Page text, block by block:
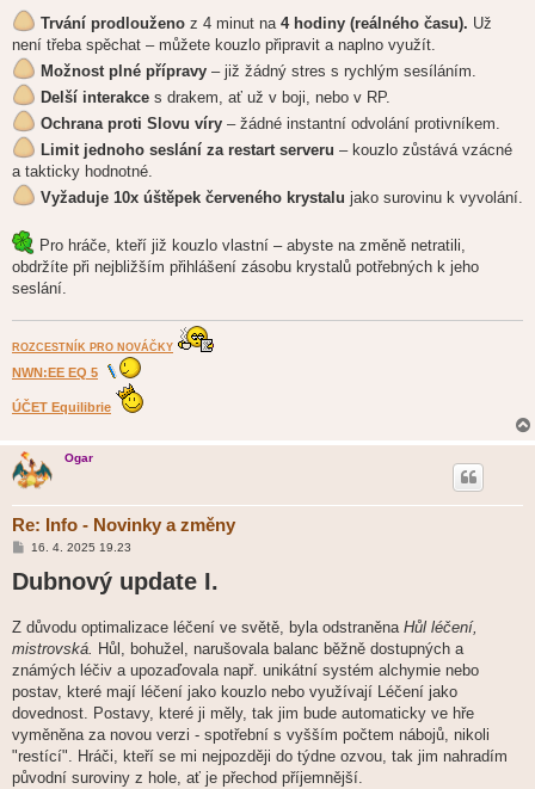
Trvání prodlouženo z 4 minut na 4 hodiny (reálného času). Už
není třeba spěchat – můžete kouzlo připravit a naplno využít.
Možnost plné přípravy – již žádný stres s rychlým sesíláním.
Delší interakce s drakem, ať už v boji, nebo v RP.
Ochrana proti Slovu víry – žádné instantní odvolání protivníkem.
Limit jednoho seslání za restart serveru – kouzlo zůstává vzácné
a takticky hodnotné.
Vyžaduje 10x úštěpek červeného krystalu jako surovinu k vyvolání.
Pro hráče, kteří již kouzlo vlastní – abyste na změně netratili,
obdržíte při nejbližším přihlášení zásobu krystalů potřebných k jeho
seslání.
ROZCESTNÍK PRO NOVÁČKY
NWN:EE EQ 5
ÚČET Equilibrie
Ogar
Re: Info - Novinky a změny
P
í
s
v
e
16. 4. 2025 19.23
Dubnový update I.
Z důvodu optimalizace léčení ve světě, byla odstraněna Hůl léčení,
mistrovská. Hůl, bohužel, narušovala balanc běžně dostupných a
známých léčiv a upozaďovala např. unikátní systém alchymie nebo
postav, které mají léčení jako kouzlo nebo využívají Léčení jako
dovednost. Postavy, které ji měly, tak jim bude automaticky ve hře
vyměněna za novou verzi - spotřební s vyšším počtem nábojů, nikoli
"restící". Hráči, kteří se mi nejpozději do týdne ozvou, tak jim nahradím
původní suroviny z hole, ať je přechod příjemnější.